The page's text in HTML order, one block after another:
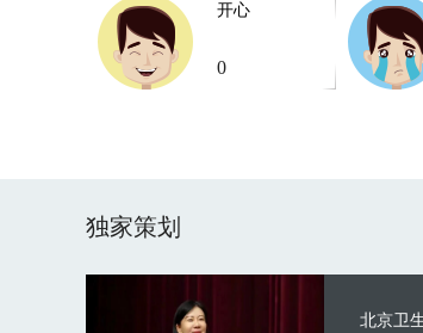
开心
0
独家策划
北京卫